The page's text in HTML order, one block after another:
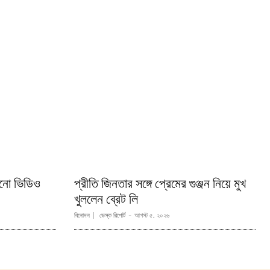
ভিডিও
প্রীতি জিনতার সঙ্গে প্রেমের গুঞ্জন নিয়ে মুখ
খুললেন ব্রেট লি
বিনোদন ডেস্ক রিপোর্ট - আগস্ট ৫, ২০২৬